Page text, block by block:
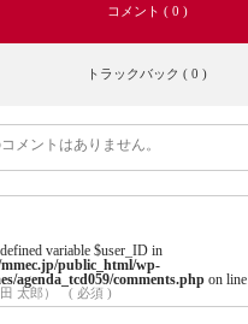
コメント ( 0 )
トラックバック ( 0 )
メントはありません。
variable $user_ID in
mmec.jp/public_html/wp-
agenda_tcd059/comments.php on line
太郎） ( 必須 )